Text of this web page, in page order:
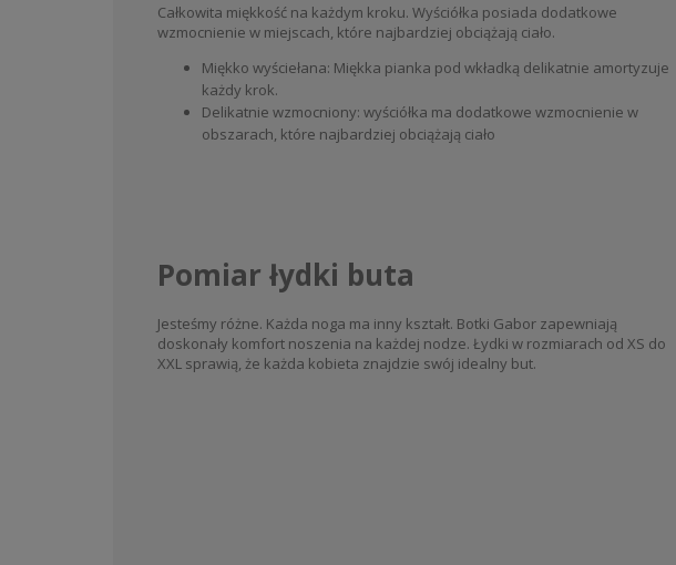
Całkowita miękkość na każdym kroku. Wyściółka posiada dodatkowe
wzmocnienie w miejscach, które najbardziej obciążają ciało.
Miękko wyściełana: Miękka pianka pod wkładką delikatnie amortyzuje
każdy krok.
Delikatnie wzmocniony: wyściółka ma dodatkowe wzmocnienie w
obszarach, które najbardziej obciążają ciało
Pomiar łydki buta
Jesteśmy różne. Każda noga ma inny kształt. Botki Gabor zapewniają
doskonały komfort noszenia na każdej nodze. Łydki w rozmiarach od XS do
XXL sprawią, że każda kobieta znajdzie swój idealny but.